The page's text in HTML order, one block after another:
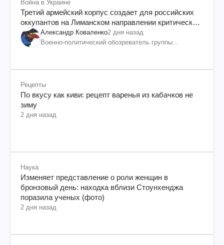
Война в Украине
Третий армейский корпус создает для российских
оккупантов на Лиманском направлении критический
дискомфорт: как это удалось
Александр Коваленко2 дня назад
Военно-политический обозреватель группы
Рецепты
По вкусу как киви: рецепт варенья из кабачков не
зиму
2 дня назад
Наука
Изменяет представление о роли женщин в
бронзовый день: находка вблизи Стоунхенджа
поразила ученых (фото)
2 дня назад